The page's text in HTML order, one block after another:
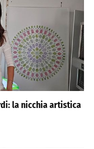
la nicchia artistica